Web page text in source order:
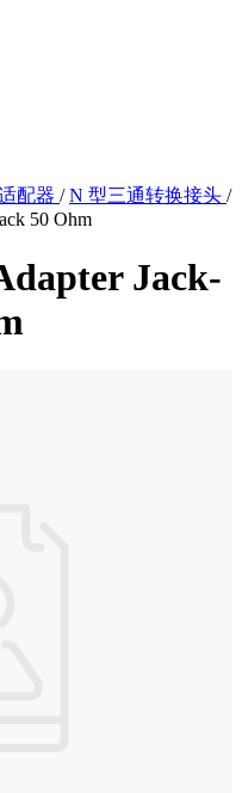
配器 / N 型三通转换接头 /
50 Ohm
Jack-